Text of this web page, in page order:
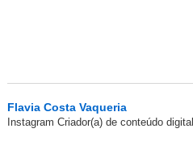
Flavia Costa Vaqueria
Instagram Criador(a) de conteúdo digital